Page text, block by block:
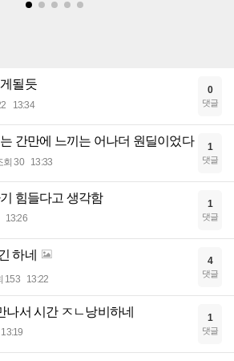
될듯
13:34
0
댓글
간만에 느끼는 어나더 원딜이었다
회 30 13:33
1
댓글
힘들다고 생각함
13:26
1
댓글
하네
153 13:22
4
댓글
나서 시간 ㅈㄴ낭비하네
13:19
1
댓글